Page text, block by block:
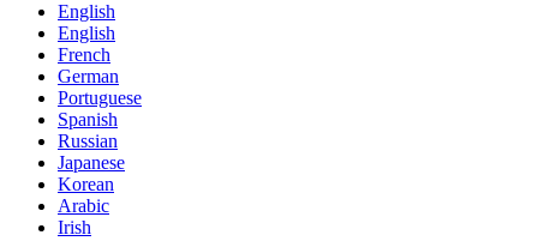
English
English
French
German
Portuguese
Spanish
Russian
Japanese
Korean
Arabic
Irish